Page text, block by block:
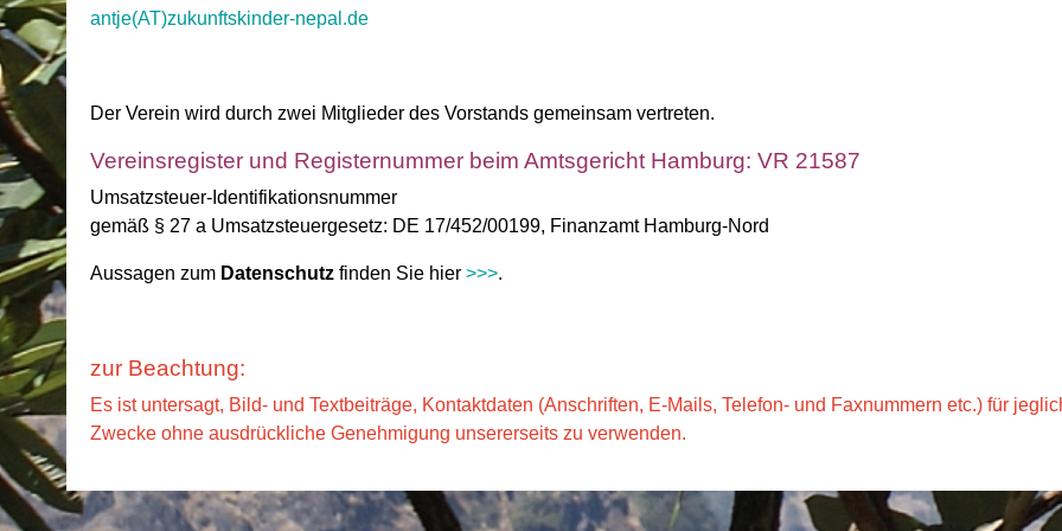
antje(AT)zukunftskinder-nepal.de
Der Verein wird durch zwei Mitglieder des Vorstands gemeinsam vertreten.
Vereinsregister und Registernummer beim Amtsgericht Hamburg: VR 21587
Umsatzsteuer-Identifikationsnummer
gemäß § 27 a Umsatzsteuergesetz: DE 17/452/00199, Finanzamt Hamburg-Nord
Aussagen zum Datenschutz finden Sie hier >>>.
zur Beachtung:
Es ist untersagt, Bild- und Textbeiträge, Kontaktdaten (Anschriften, E-Mails, Telefon- und Faxnummern etc.) für
Zwecke ohne ausdrückliche Genehmigung unsererseits zu verwenden.